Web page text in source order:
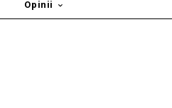
Opinii